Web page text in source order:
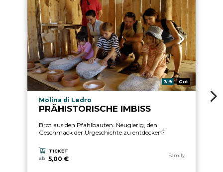
aria.rating_prefix:
3.9 Gut
aria.experience_location_prefix
Molina di Ledro
PRÄHISTORISCHE IMBISS
Brot aus den Pfahlbauten. Neugierig, den
Geschmack der Urgeschichte zu entdecken?
TICKET
ab
5,00 € Family